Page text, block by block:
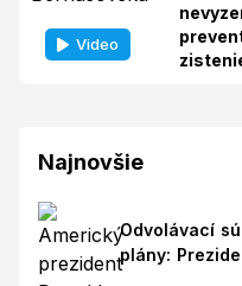
Video
Najnovšie
Odvolávací
plány: